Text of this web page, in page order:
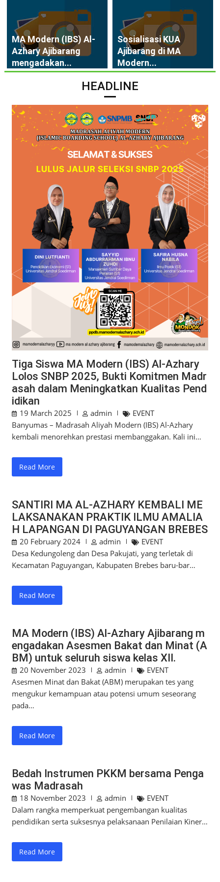
MA Modern (IBS) Al-
Azhary Ajibarang
mengadakan...
Sosialisasi KUA
Ajibarang di MA
Modern...
HEADLINE
Tiga Siswa MA Modern (IBS) Al-Azhary
Lolos SNBP 2025, Bukti Komitmen Madr
asah dalam Meningkatkan Kualitas Pend
idikan
19 March 2025 admin
EVENT
Banyumas – Madrasah Aliyah Modern (IBS) Al-Azhary
kembali menorehkan prestasi membanggakan. Kali ini…
Read More
SANTIRI MA AL-AZHARY KEMBALI ME
LAKSANAKAN PRAKTIK ILMU AMALIA
H LAPANGAN DI PAGUYANGAN BREBES
20 February 2024 admin
EVENT
Desa Kedungoleng dan Desa Pakujati, yang terletak di
Kecamatan Paguyangan, Kabupaten Brebes baru-bar…
Read More
MA Modern (IBS) Al-Azhary Ajibarang m
engadakan Asesmen Bakat dan Minat (A
BM) untuk seluruh siswa kelas XII.
20 November 2023 admin
EVENT
Asesmen Minat dan Bakat (ABM) merupakan tes yang
mengukur kemampuan atau potensi umum seseorang
pada…
Read More
Bedah Instrumen PKKM bersama Penga
was Madrasah
18 November 2023 admin
EVENT
Dalam rangka memperkuat pengembangan kualitas
pendidikan serta suksesnya pelaksanaan Penilaian Kiner…
Read More